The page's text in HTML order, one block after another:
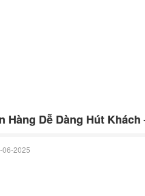
Hàng Dễ Dàng Hút Khách
2025